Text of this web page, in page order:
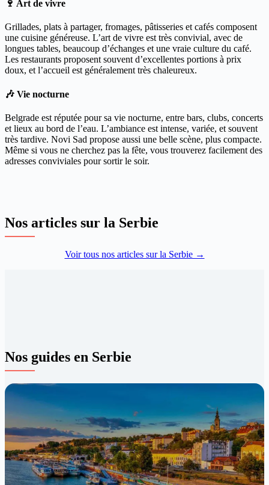
🍷 Art de vivre
Grillades, plats à partager, fromages, pâtisseries et cafés composent
une cuisine généreuse. L’art de vivre est très convivial, avec de
longues tables, beaucoup d’échanges et une vraie culture du café.
Les restaurants proposent souvent d’excellentes portions à prix
doux, et l’accueil est généralement très chaleureux.
🎶 Vie nocturne
Belgrade est réputée pour sa vie nocturne, entre bars, clubs, concerts
et lieux au bord de l’eau. L’ambiance est intense, variée, et souvent
très tardive. Novi Sad propose aussi une belle scène, plus compacte.
Même si vous ne cherchez pas la fête, vous trouverez facilement des
adresses conviviales pour sortir le soir.
Nos articles sur la Serbie
Voir tous nos articles sur la Serbie →
Nos guides en Serbie